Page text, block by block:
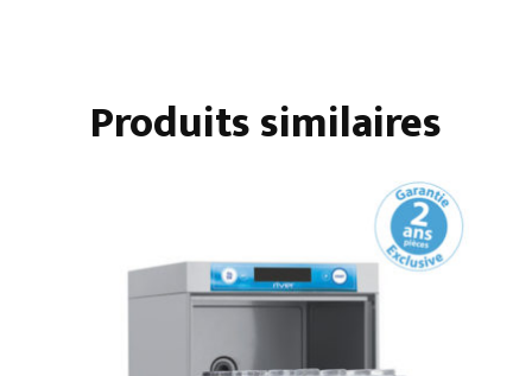
Produits similaires